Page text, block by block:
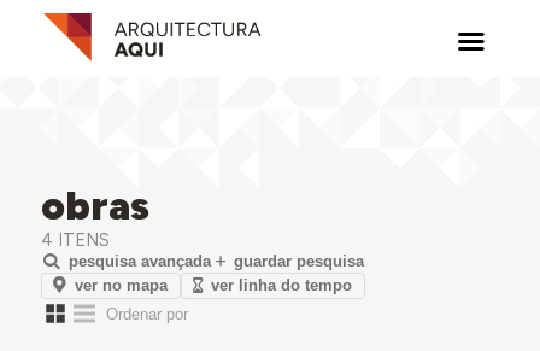
obras
4 ITENS
pesquisa avançada
guardar pesquisa
ver no mapa
ver linha do tempo